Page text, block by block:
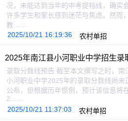
况，未能达到当年的中考提档线，确实
许多学生和家长感到迷茫与焦虑。然而，
教……
2025/10/21 16:19:36
农村单招
2025年南江县小河职业中学招生录
录取分数线预告 截至本文撰写之时，南
小河职业中学2025年的录取分数线尚未
公布，但根据历年惯例，预计该信息将
2……
2025/10/21 11:37:03
农村单招